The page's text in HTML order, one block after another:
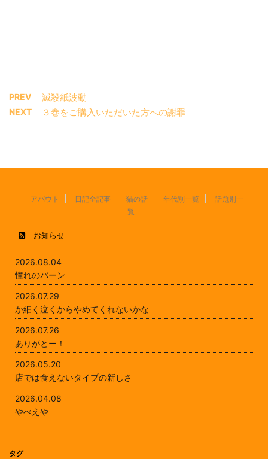
PREV 滅殺紙波動
NEXT ３巻をご購入いただいた方への謝罪
アバウト 日記全記事 猫の話 年代別一覧
話題別一
覧
お知らせ
2026.08.04
憧れのバーン
2026.07.29
か細く泣くからやめてくれないかな
2026.07.26
ありがとー！
2026.05.20
店では食えないタイプの新しさ
2026.04.08
やべえや
タグ